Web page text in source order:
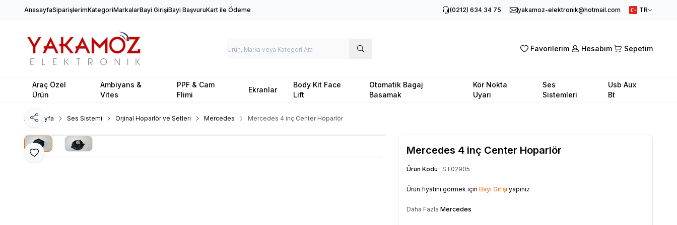
AnasayfaSiparişlerimKategoriMarkalarBayi GirişiBayi BaşvuruKart ile Ödeme (0212) 634 34 75 yakamoz-elektronik@hotmail.com TR
Favorilerim Hesabım Sepetim
Araç Özel
Ürün
Ambiyans &
Vites
PPF & Cam
Flimi
Ekranlar
Body Kit Face
Lift
Otomatik Bagaj
Basamak
Kör Nokta
Uyarı
Ses
Sistemleri
Usb Aux
Bt
Ana Sayfa Ses Sistemi Orjinal Hoparlör ve Setleri Mercedes Mercedes 4 inç Center Hoparlör
Favoriye Ekle
Paylaş
Mercedes 4 inç Center Hoparlör
Ürün Kodu : ST02905
Ürün fiyatını görmek için Bayi Girişi yapınız
Daha Fazla Mercedes